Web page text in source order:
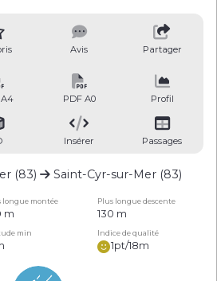
Avis Partager
A4 PDF A0 Profil
Insérer Passages
(83) Saint-Cyr-sur-Mer (83)
longue montée Plus longue descente
m 130 m
min Indice de qualité
1pt/18m